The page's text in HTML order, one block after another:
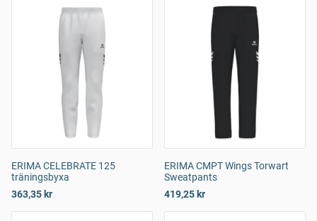
ERIMA CELEBRATE 125
träningsbyxa
363,35 kr
ERIMA CMPT Wings Torwart
Sweatpants
419,25 kr